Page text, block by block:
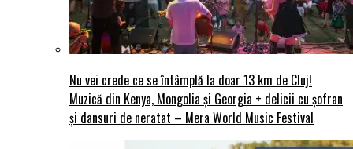
Nu vei crede ce se întâmplă la doar 13 km de Cluj!
Muzică din Kenya, Mongolia și Georgia + delicii cu șofran
și dansuri de neratat – Mera World Music Festival